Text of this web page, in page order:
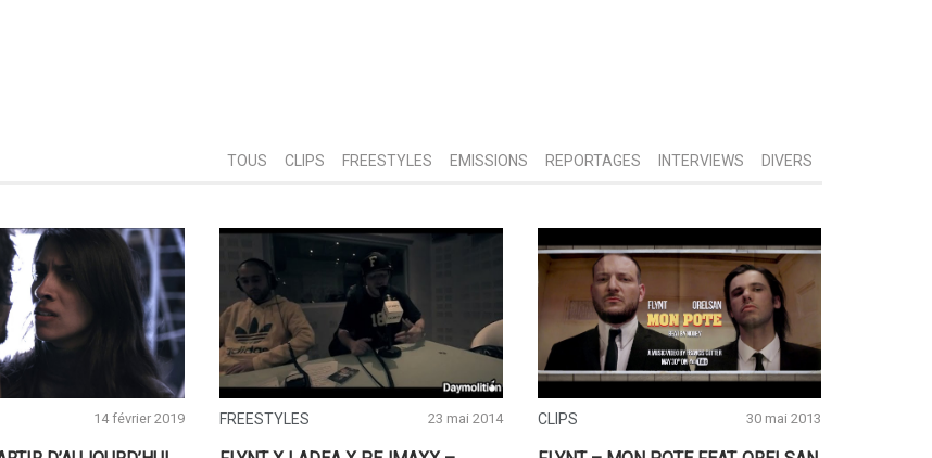
TOUS CLIPS FREESTYLES EMISSIONS REPORTAGES INTERVIEWS DIVERS
14 février 2019 FREESTYLES 23 mai 2014 CLIPS 30 mai 2013